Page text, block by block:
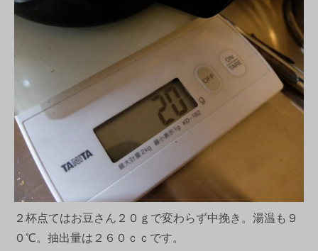
２杯点てはお豆さん２０ｇで変わらず中挽き。湯温も９
０℃。抽出量は２６０ｃｃです。